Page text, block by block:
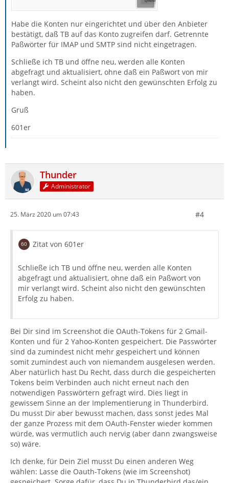
Habe die Konten nur eingerichtet und über den Anbieter
bestätigt, daß TB auf das Konto zugreifen darf. Getrennte
Paßwörter für IMAP und SMTP sind nicht eingetragen.
Schließe ich TB und öffne neu, werden alle Konten
abgefragt und aktualisiert, ohne daß ein Paßwort von mir
verlangt wird. Scheint also nicht den gewünschten Erfolg zu
haben.
Gruß
601er
Thunder
Administrator
25. März 2020 um 07:43 #4
Zitat von 601er
Schließe ich TB und öffne neu, werden alle Konten
abgefragt und aktualisiert, ohne daß ein Paßwort von
mir verlangt wird. Scheint also nicht den gewünschten
Erfolg zu haben.
Bei Dir sind im Screenshot die OAuth-Tokens für 2 Gmail-
Konten und für 2 Yahoo-Konten gespeichert. Die Passwörter
sind da zumindest nicht mehr gespeichert und können
somit zumindest auch von niemandem ausgelesen werden.
Aber natürlich hast Du Recht, dass durch die gespeicherten
Tokens beim Verbinden auch nicht erneut nach den
notwendigen Passwörtern gefragt wird. Dies liegt in
gewissem Sinne an der Implementierung in Thunderbird.
Du musst Dir aber bewusst machen, dass sonst jedes Mal
der ganze Prozess mit dem OAuth-Fenster wieder kommen
würde, was vermutlich auch nervig (aber dann zwangsweise
so) wäre.
Ich denke, für Dein Ziel musst Du einen anderen Weg
wählen: Lasse die Oauth-Tokens (wie im Screenshot)